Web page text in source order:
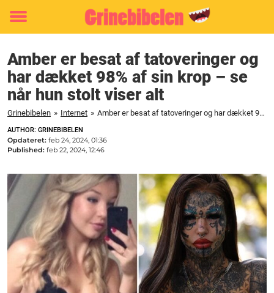
Toggle
Amber er besat af tatoveringer og
har dækket 98% af sin krop – se
når hun stolt viser alt
Grinebibelen » Internet » Amber er besat af tatoveringer og har dækket 98% af sin krop - se når hun stolt viser alt
AUTHOR: GRINEBIBELEN
Opdateret: feb 24, 2024, 01:36
Published: feb 22, 2024, 12:46